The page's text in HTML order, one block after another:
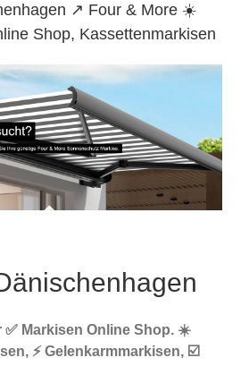
↗️ Four & More ☀️
Shop, Kassettenmarkisen
Markisen Online Shop. ☀️
⚡ Gelenkarmmarkisen, ☑️